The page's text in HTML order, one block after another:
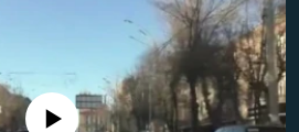
source currently available